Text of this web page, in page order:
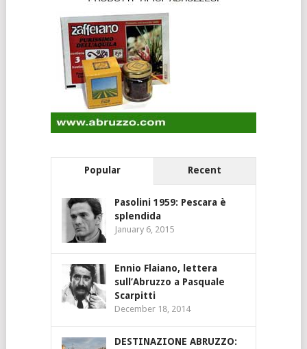
Popular Recent
Pasolini 1959: Pescara è
splendida
January 6, 2015
Ennio Flaiano, lettera
sull’Abruzzo a Pasquale
Scarpitti
December 18, 2014
DESTINAZIONE ABRUZZO: